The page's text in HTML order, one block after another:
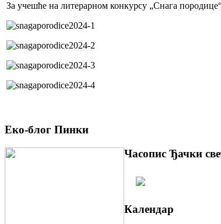
За учешће на литерарном конкурсу „Снага
Еко-блог Пинки
Часопис Ђачки
Календар